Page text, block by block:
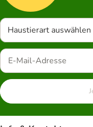
Haustierart auswählen